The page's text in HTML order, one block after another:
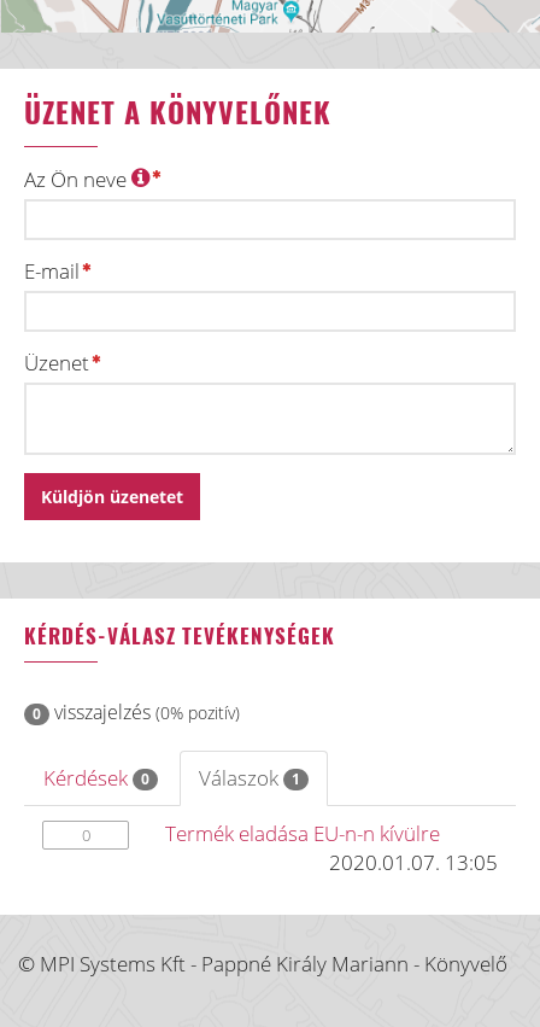
ÜZENET A KÖNYVELŐNEK
Az Ön neve
E-mail
Üzenet
KÉRDÉS-VÁLASZ TEVÉKENYSÉGEK
0 visszajelzés (0% pozitív)
Kérdések 0 Válaszok 1
0
Termék eladása EU-n-n kívülre
2020.01.07. 13:05
© MPI Systems Kft - Pappné Király Mariann - Könyvelő